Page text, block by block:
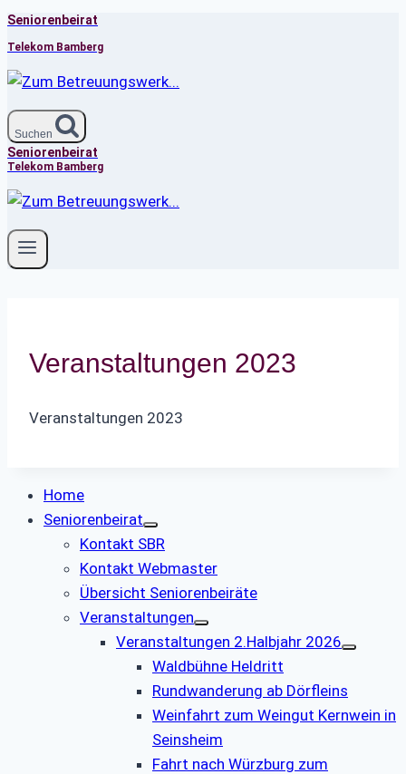
Zum
Inhalt
springen
Seniorenbeirat
Telekom Bamberg
Suchen
Seniorenbeirat
Telekom Bamberg
Veranstaltungen 2023
Veranstaltungen 2023
Home
Seniorenbeirat
Kontakt SBR
Kontakt Webmaster
Übersicht Seniorenbeiräte
Veranstaltungen
Veranstaltungen 2.Halbjahr 2026
Waldbühne Heldritt
Rundwanderung ab Dörfleins
Weinfahrt zum Weingut Kernwein in
Seinsheim
Fahrt nach Würzburg zum